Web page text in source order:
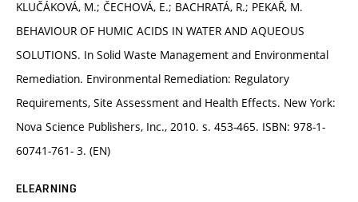
KLUČÁKOVÁ, M.; ČECHOVÁ, E.; BACHRATÁ, R.; PEKAŘ, M.
BEHAVIOUR OF HUMIC ACIDS IN WATER AND AQUEOUS
SOLUTIONS. In Solid Waste Management and Environmental
Remediation. Environmental Remediation: Regulatory
Requirements, Site Assessment and Health Effects. New York:
Nova Science Publishers, Inc., 2010. s. 453-465. ISBN: 978-1-
60741-761- 3. (EN)
ELEARNING